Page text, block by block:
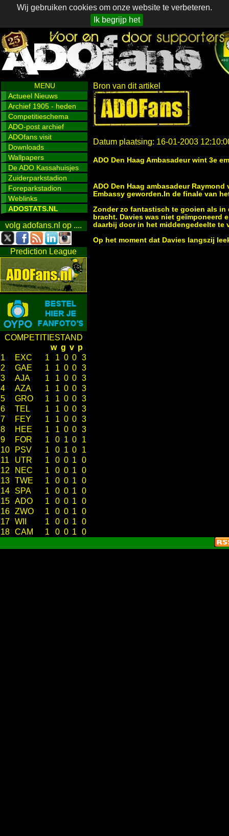
Wij gebruiken cookies om onze website te verbeteren.
Ik begrijp het
MENU
Actueel Nieuws
Archief 1905 - heden
Competitieschema
ADO-post archief
ADOfans visit
Downloads
Wallpapers
De ADO Kassahuisjes
Zuiderparkstadion
Foreparkstadion
Weblinks
ADOSTATS.NL
volg adofans.nl op ....
Prediction League
COMPETITIESTAND
w g v p
1
EXC 1 1 0 0 3
2
GAE 1 1 0 0 3
3
AJA 1 1 0 0 3
4
AZA 1 1 0 0 3
5
GRO 1 1 0 0 3
6
TEL 1 1 0 0 3
7
FEY 1 1 0 0 3
8
HEE 1 1 0 0 3
9
FOR 1 0 1 0
1
10
PSV 1 0 1 0
1
11
UTR 1 0 0 1
0
12
NEC 1 0 0 1
0
13 TWE 1 0 0 1
0
14
SPA 1 0 0 1
0
15 ADO 1 0 0 1
0
16 ZWO 1 0 0 1
0
17 WII 1 0 0 1
0
18 CAM 1 0 0 1 0
Bron van dit artikel
Datum plaatsing: 16-01-2003
ADO Den Haag Ambasadeur wint 3e
ADO Den Haag ambasadeur
Embassy geworden.In de finale van
Zonder zo fantastisch te gooien als in
bracht. Davies was niet geïmponeerd
daarbij door in het middengedeelte te
Op het moment dat Davies langszij